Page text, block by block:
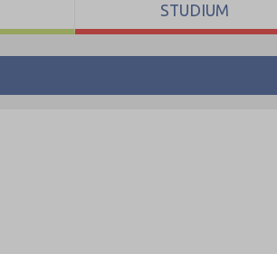
STUDIUM